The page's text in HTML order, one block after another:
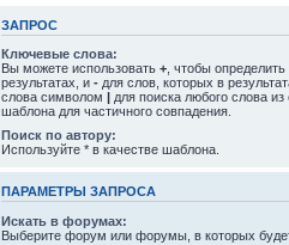
ЗАПРОС
Ключевые слова:
Вы можете использовать + , чтобы
результатах, и - для слов, которых в
слова символом | для поиска любого слова
шаблона для частичного совпадения.
Поиск по автору:
Используйте * в качестве шаблона.
ПАРАМЕТРЫ ЗАПРОСА
Искать в форумах:
Выберите форум или форумы, в которых